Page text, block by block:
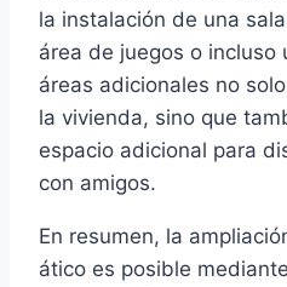
la instalación de una
área de juegos o incluso
áreas adicionales no
la vivienda, sino que
espacio adicional para
con amigos.
En resumen, la
ático es posible